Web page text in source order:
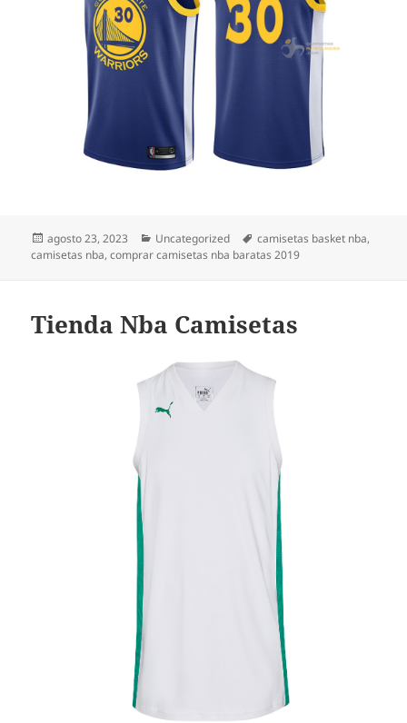
Publicado
el
agosto 23, 2023 Categorías
Uncategorized Etiquetas
camisetas basket nba,
camisetas nba,comprar camisetas nba baratas 2019
Tienda Nba Camisetas